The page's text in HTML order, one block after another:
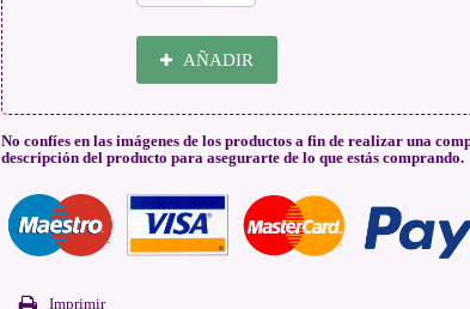
AÑADIR
No confíes en las imágenes de los productos a fin de realizar una
descripción del producto para asegurarte de lo que estás comprando.
Imprimir